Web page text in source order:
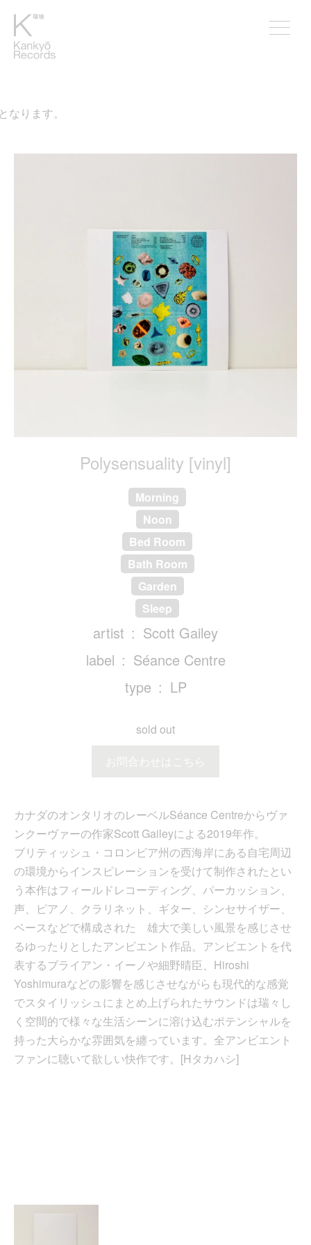
ります。
Polysensuality [vinyl]
Morning
Noon
Bed Room
Bath Room
Garden
Sleep
artist
Scott Gailey
label
Séance Centre
type
LP
sold out
お問合わせはこちら
カナダのオンタリオのレーベルSéance Centreからヴァ
ンクーヴァーの作家Scott Gaileyによる2019年作。
ブリティッシュ・コロンビア州の西海岸にある自宅周辺
の環境からインスピレーションを受けて制作されたとい
う本作はフィールドレコーディング、パーカッション、
声、ピアノ、クラリネット、ギター、シンセサイザー、
ベースなどで構成された 雄大で美しい風景を感じさせ
るゆったりとしたアンビエント作品。アンビエントを代
表するブライアン・イーノや細野晴臣、Hiroshi
Yoshimuraなどの影響を感じさせながらも現代的な感覚
でスタイリッシュにまとめ上げられたサウンドは瑞々し
く空間的で様々な生活シーンに溶け込むポテンシャルを
持った大らかな雰囲気を纏っています。全アンビエント
ファンに聴いて欲しい快作です。[Hタカハシ]